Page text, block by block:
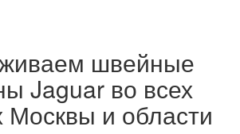
швейные
Jaguar во всех
Москвы и области